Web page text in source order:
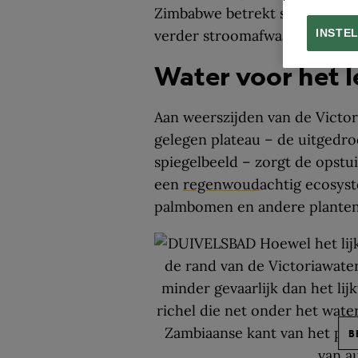
Zimbabwe betrekt stroom
verder stroomafwaarts in de
Water voor het
Aan weerszijden van de
gelegen plateau – de
spiegelbeeld – zorgt de
een regenwoudachtig
palmbomen en andere